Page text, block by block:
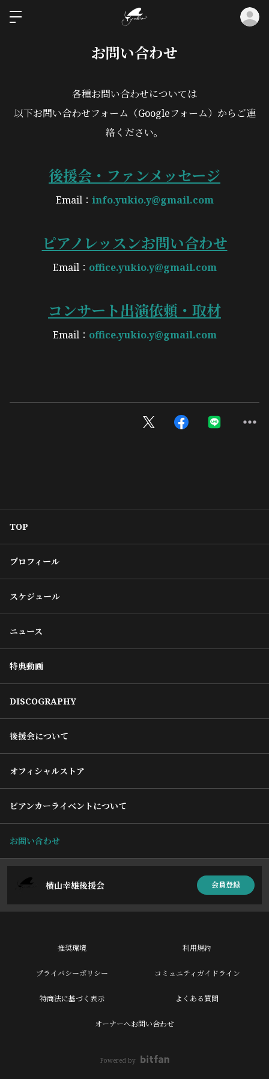
お問い合わせ
各種お問い合わせについては
以下お問い合わせフォーム（Googleフォーム）からご連
絡ください。
後援会・ファンメッセージ
Email： info.yukio.y@gmail.com
ピアノレッスンお問い合わせ
Email： office.yukio.y@gmail.com
コンサート出演依頼・取材
Email： office.yukio.y@gmail.com
TOP
プロフィール
スケジュール
ニュース
特典動画
DISCOGRAPHY
後援会について
オフィシャルストア
ビアンカーライベントについて
お問い合わせ
横山幸雄後援会 会員登録
推奨環境 利用規約
プライバシーポリシー コミュニティガイドライン
特商法に基づく表示 よくある質問
オーナーへお問い合わせ
Powered by